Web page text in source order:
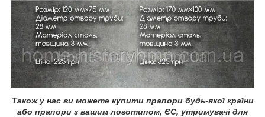
Також у нас ви можете купити прапори будь-якої країни
або прапори з вашим логотипом, ЄС, утримувачі для